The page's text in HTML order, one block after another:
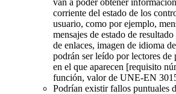
corriente del estado de los
usuario, como por ejemplo,
mensajes de estado de
de enlaces, imagen de idioma
podrán ser leído por lectores de
en el que aparecen [requisito
función, valor de UNE-EN
Podrían existir fallos puntuales